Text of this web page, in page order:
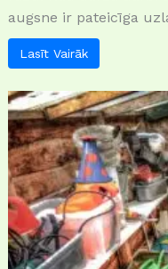
augsne ir pateicīga
Lasīt Vairāk